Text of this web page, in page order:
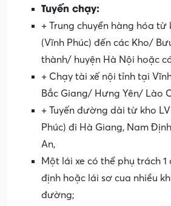
Tuyến chạy:
+ Trung chuyển hàng hóa từ
(Vĩnh Phúc) đến các Kho/
thành/ huyện Hà Nội hoặc
+ Chạy tài xế nội tỉnh tại
Bắc Giang/ Hưng Yên/ Lào
+ Tuyến đường dài từ kho
Phúc) đi Hà Giang, Nam
An,
Một lái xe có thể phụ trách
định hoặc lái sơ cua nhiều
đường;